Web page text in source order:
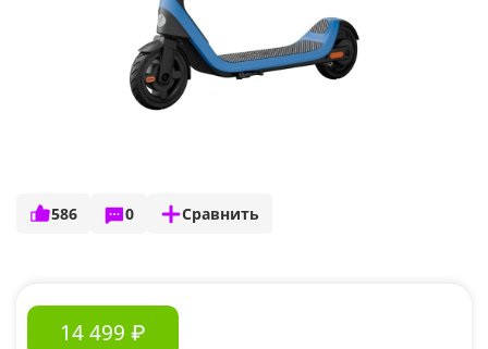
586 0 Сравнить
14 499 ₽